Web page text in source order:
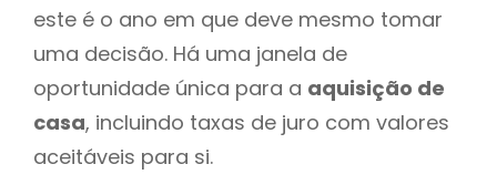
este é o ano em que deve mesmo tomar
uma decisão. Há uma janela de
oportunidade única para a aquisição de
casa, incluindo taxas de juro com valores
aceitáveis para si.